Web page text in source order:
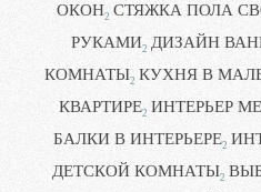
ОКОН2 СТЯЖКА ПОЛА
РУКАМИ2 ДИЗАЙН
КОМНАТЫ2 КУХНЯ В
КВАРТИРЕ2 ИНТЕРЬЕР
БАЛКИ В ИНТЕРЬЕРЕ2
ДЕТСКОЙ КОМНАТЫ2